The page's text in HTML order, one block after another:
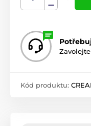
Kód produktu: